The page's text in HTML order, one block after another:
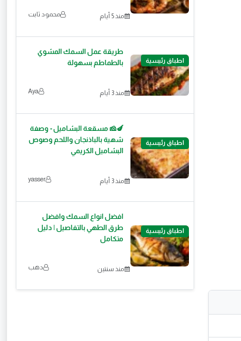
منذ 5 أيام محمود ثابت
اطباق رئيسية
طريقة عمل السمك المشوي
بالطماطم بسهولة
منذ 3 أيام Aya
اطباق رئيسية
🍆🧀 مسقعة البشاميل - وصفة
شهية بالباذنجان واللحم وصوص
البشاميل الكريمي
منذ 3 أيام yasser
اطباق رئيسية
افضل انواع السمك وافضل
طرق الطهي بالتفاصيل | دليل
متكامل
منذ سنتين دهب